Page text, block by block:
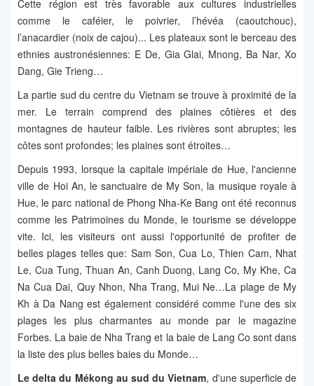
Cette région est très favorable aux cultures industrielles
comme le caféier, le poivrier, l’hévéa (caoutchouc),
l’anacardier (noix de cajou)... Les plateaux sont le berceau des
ethnies austronésiennes: E De, Gia Glai, Mnong, Ba Nar, Xo
Dang, Gie Trieng…
La partie sud du centre du Vietnam se trouve à proximité de la
mer. Le terrain comprend des plaines côtières et des
montagnes de hauteur faible. Les rivières sont abruptes; les
côtes sont profondes; les plaines sont étroites…
Depuis 1993, lorsque la capitale impériale de Hue, l'ancienne
ville de Hoi An, le sanctuaire de My Son, la musique royale à
Hue, le parc national de Phong Nha-Ke Bang ont été reconnus
comme les Patrimoines du Monde, le tourisme se développe
vite. Ici, les visiteurs ont aussi l'opportunité de profiter de
belles plages telles que: Sam Son, Cua Lo, Thien Cam, Nhat
Le, Cua Tung, Thuan An, Canh Duong, Lang Co, My Khe, Ca
Na Cua Dai, Quy Nhon, Nha Trang, Mui Ne…La plage de My
Kh à Da Nang est également considéré comme l'une des six
plages les plus charmantes au monde par le magazine
Forbes. La baie de Nha Trang et la baie de Lang Co sont dans
la liste des plus belles baies du Monde…
Le delta du Mékong au sud du Vietnam, d'une superficie de